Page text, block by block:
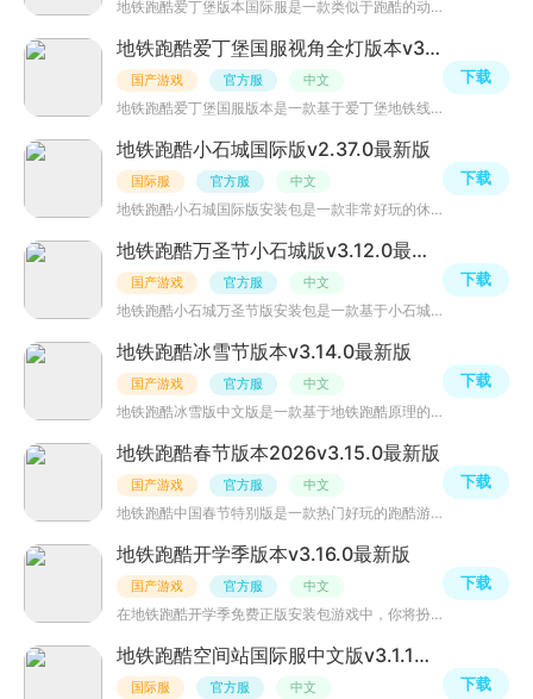
地铁跑酷爱丁堡版本国际服是一款类似于跑酷的动作游戏。玩家将扮演一个在地铁隧道中奔跑的城市英雄，需要不
地铁跑酷爱丁堡国服视角全灯版本v3.11.0最新版
国产游戏 官方服 中文
地铁跑酷爱丁堡国服版本是一款基于爱丁堡地铁线路的跑酷游戏。玩家将扮演一名跑酷高手，在地铁道路上奔跑、
下载
地铁跑酷小石城国际版v2.37.0最新版
国际服 官方服 中文
地铁跑酷小石城国际版安装包是一款非常好玩的休闲跑酷类游戏，游戏中为小石城版，玩家将体验不同地图的乐趣
下载
地铁跑酷万圣节小石城版v3.12.0最新版
国产游戏 官方服 中文
地铁跑酷小石城万圣节版安装包是一款基于小石城为背景的跑酷游戏。玩家需要在地铁隧道里奔跑，跳跃和躲避各
下载
地铁跑酷冰雪节版本v3.14.0最新版
国产游戏 官方服 中文
地铁跑酷冰雪版中文版是一款基于地铁跑酷原理的冰雪世界版本游戏，玩家将在寒冷的世界中奔跑、跳跃和闪避障
下载
地铁跑酷春节版本2026v3.15.0最新版
国产游戏 官方服 中文
地铁跑酷中国春节特别版是一款热门好玩的跑酷游戏，你讲在地铁站和列车上切换奔跑，穿越中国传统的春节文化
下载
地铁跑酷开学季版本v3.16.0最新版
国产游戏 官方服 中文
在地铁跑酷开学季免费正版安装包游戏中，你将扮演一名学生，在繁忙的城市地铁中奔跑。与往常的地铁跑酷不同
下载
地铁跑酷空间站国际服中文版v3.1.1最新太空版
国际服 官方服 中文 下载